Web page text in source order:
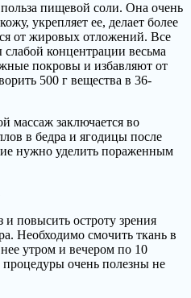
пищевой соли. Она очень
укрепляет ее, делает более
от жировых отложений. Все
концентрации весьма
покровы и избавляют от
500 г вещества в 36-
массаж заключается во
в бедра и ягодицы после
нужно уделить пораженным
и повысить остроту зрения
Необходимо смочить ткань в
утром и вечером по 10
очень полезны не